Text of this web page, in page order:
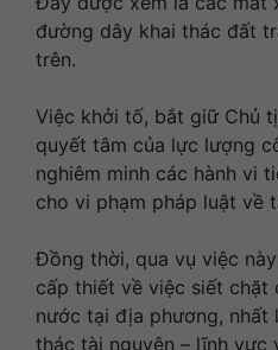
đường dây khai thác đất
trên.
Việc khởi tố, bắt giữ Chủ
quyết tâm của lực lượng
nghiêm minh các hành vi
cho vi phạm pháp luật về
Đồng thời, qua vụ việc
cấp thiết về việc siết chặt
nước tại địa phương, nhất
thác tài nguyên – lĩnh vực